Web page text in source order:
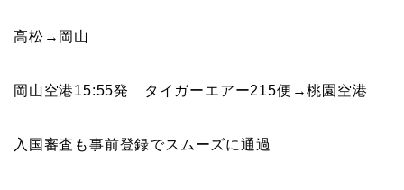
高松→岡山
岡山空港15:55発 タイガーエアー215便→桃園空港
入国審査も事前登録でスムーズに通過